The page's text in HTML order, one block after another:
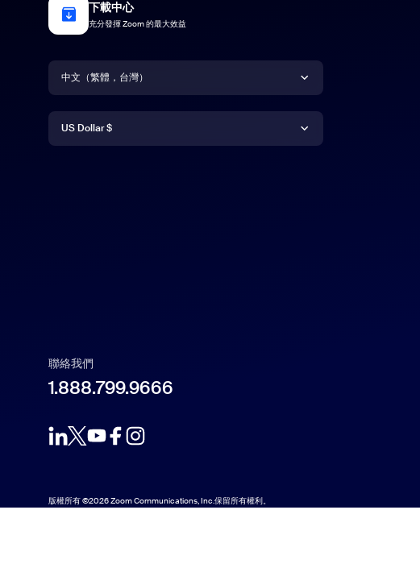
下載中心
充分發揮 Zoom 的最大效益
語言
中文（繁體，台灣）
Deutsch
Italiano
한국어
Nederlands
貨幣
US Dollar $
聯絡我們
1.888.799.9666
版權所有 ©2026 Zoom Communications, Inc.保留所有權利。